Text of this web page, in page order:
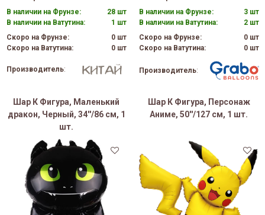
В наличии на Фрунзе:
28 шт
В наличии на Ватутина:
1 шт
Скоро на Фрунзе:
0 шт
Скоро на Ватутина:
0 шт
Производитель:
В наличии на Фрунзе:
3 шт
В наличии на Ватутина:
2 шт
Скоро на Фрунзе:
0 шт
Скоро на Ватутина:
0 шт
Производитель:
Шар К Фигура, Маленький
дракон, Черный, 34''/86 см, 1
шт.
Шар К Фигура, Персонаж
Аниме, 50''/127 см, 1 шт.